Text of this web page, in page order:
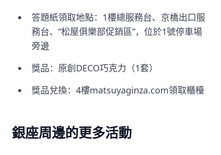
答題紙領取地點：1樓總服務台、京橋出口服
務台、“松屋俱樂部促銷區”，位於1號停車場
旁邊
獎品：原創DECO巧克力（1套）
獎品兌換：4樓matsuyaginza.com領取櫃檯
銀座周邊的更多活動